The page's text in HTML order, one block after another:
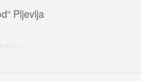
Pljevlja